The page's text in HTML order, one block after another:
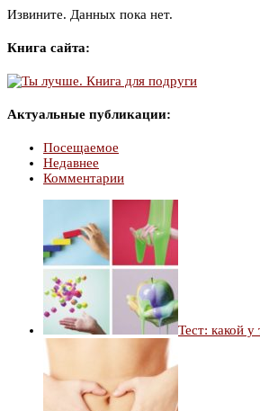
Извините. Данных пока нет.
Книга сайта:
Актуальные публикации:
Посещаемое
Недавнее
Комментарии
Тест: какой у